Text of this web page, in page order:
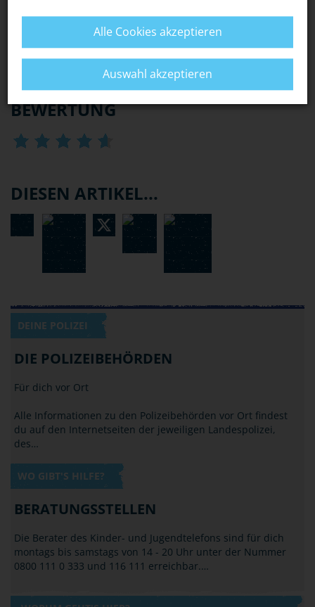
WASSERSCHUTZPOLIZEI
BEWERTUNG
DIESEN ARTIKEL...
DEINE POLIZEI
DIE POLIZEIBEHÖRDEN
Für dich vor Ort
Alle Informationen zu den Polizeibehörden vor Ort findest
du auf den Internetseiten der jeweiligen Landespolizei,
des…
WO GIBT'S HILFE?
BERATUNGSSTELLEN
Die Berater des Kinder- und Jugendtelefons sind für dich
montags bis samstags von 14 - 20 Uhr unter der Nummer
0800 111 0 333 und 116 111 erreichbar.…
Alle Cookies akzeptieren
Auswahl akzeptieren